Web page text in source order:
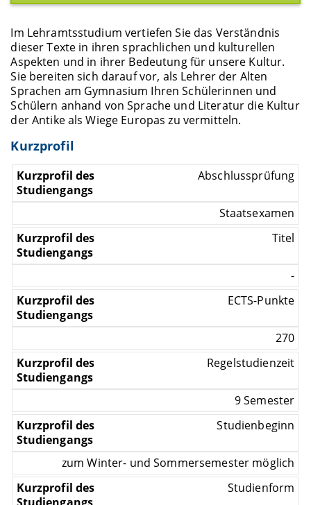
Im Lehramtsstudium vertiefen Sie das Verständnis
dieser Texte in ihren sprachlichen und kulturellen
Aspekten und in ihrer Bedeutung für unsere Kultur.
Sie bereiten sich darauf vor, als Lehrer der Alten
Sprachen am Gymnasium Ihren Schülerinnen und
Schülern anhand von Sprache und Literatur die Kultur
der Antike als Wiege Europas zu vermitteln.
Kurzprofil
Abschlussprüfung
Staatsexamen
Titel
-
ECTS-Punkte
270
Regelstudienzeit
9 Semester
Studienbeginn
zum Winter- und Sommersemester möglich
Studienform